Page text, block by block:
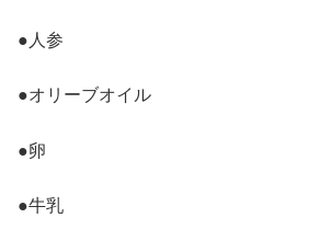
●人参
●オリーブオイル
●卵
●牛乳